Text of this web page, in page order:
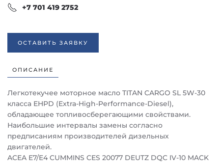
+7 701 419 2752
ОСТАВИТЬ ЗАЯВКУ
ОПИСАНИЕ
Легкотекучее моторное масло TITAN CARGO SL 5W-30
класса EHPD (Extra-High-Performance-Diesel),
обладающее топливосберегающими свойствами.
Наибольшие интервалы замены согласно
предписаниям производителей дизельных
двигателей.
ACEA E7/E4 CUMMINS CES 20077 DEUTZ DQC IV-10 MACK